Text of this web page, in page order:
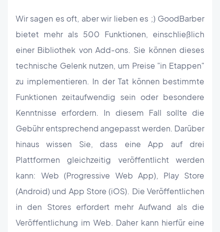
Wir sagen es oft, aber wir lieben es ;) GoodBarber
bietet mehr als 500 Funktionen, einschließlich
einer Bibliothek von Add-ons. Sie können dieses
technische Gelenk nutzen, um Preise "in Etappen"
zu implementieren. In der Tat können bestimmte
Funktionen zeitaufwendig sein oder besondere
Kenntnisse erfordern. In diesem Fall sollte die
Gebühr entsprechend angepasst werden. Darüber
hinaus wissen Sie, dass eine App auf drei
Plattformen gleichzeitig veröffentlicht werden
kann: Web (Progressive Web App), Play Store
(Android) und App Store (iOS). Die Veröffentlichen
in den Stores erfordert mehr Aufwand als die
Veröffentlichung im Web. Daher kann hierfür eine